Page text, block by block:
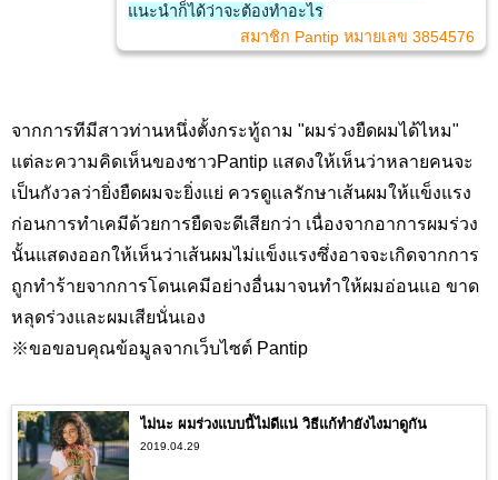
แนะนำก็ได้ว่าจะต้องทำอะไร
สมาชิก Pantip หมายเลข 3854576
จากการทีมีสาวท่านหนึ่งตั้งกระทู้ถาม "ผมร่วงยืดผมได้ไหม"
แต่ละความคิดเห็นของชาวPantip แสดงให้เห็นว่าหลายคนจะ
เป็นกังวลว่ายิ่งยืดผมจะยิ่งแย่ ควรดูแลรักษาเส้นผมให้แข็งแรง
ก่อนการทำเคมีด้วยการยืดจะดีเสียกว่า เนื่องจากอาการผมร่วง
นั้นแสดงออกให้เห็นว่าเส้นผมไม่แข็งแรงซึ่งอาจจะเกิดจากการ
ถูกทำร้ายจากการโดนเคมีอย่างอื่นมาจนทำให้ผมอ่อนแอ ขาด
หลุดร่วงและผมเสียนั่นเอง
※ขอขอบคุณข้อมูลจากเว็บไซต์ Pantip
ไม่นะ ผมร่วงแบบนี้ไม่ดีแน่ วิธีแก้ทำยังไงมาดูกัน
2019.04.29